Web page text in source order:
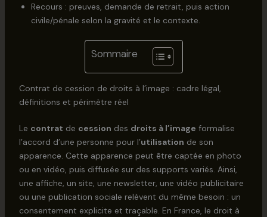
Recours : preuves, demande de retrait, puis action
civile/pénale selon la gravité et le contexte.
Sommaire
Contrat de cession de droits à l’image : cadre légal,
définitions et périmètre réel
Le contrat de cession des droits à l’image formalise
l’accord d’une personne pour l’utilisation de son
apparence. Cette apparence peut être captée en photo
ou en vidéo, puis diffusée sur des supports variés. Ainsi,
une affiche, un site, une newsletter, une vidéo publicitaire
ou une publication sociale relèvent du même besoin : un
consentement explicite et traçable. En France, le droit à